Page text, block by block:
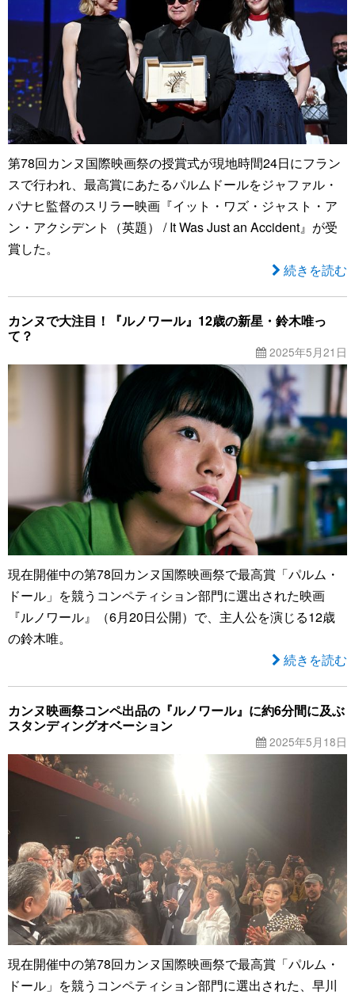
第78回カンヌ国際映画祭の授賞式が現地時間24日にフラン
スで行われ、最高賞にあたるパルムドールをジャファル・
パナヒ監督のスリラー映画『イット・ワズ・ジャスト・ア
ン・アクシデント（英題） / It Was Just an Accident』が受
賞した。
続きを読む
カンヌで大注目！『ルノワール』12歳の新星・鈴木唯っ
て？
2025年5月21日
現在開催中の第78回カンヌ国際映画祭で最高賞「パルム・
ドール」を競うコンペティション部門に選出された映画
『ルノワール』（6月20日公開）で、主人公を演じる12歳
の鈴木唯。
続きを読む
カンヌ映画祭コンペ出品の『ルノワール』に約6分間に及ぶ
スタンディングオベーション
2025年5月18日
現在開催中の第78回カンヌ国際映画祭で最高賞「パルム・
ドール」を競うコンペティション部門に選出された、早川